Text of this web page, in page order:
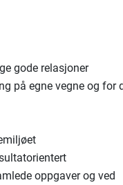
gode relasjoner
på egne vegne og for
oppgaver og ved